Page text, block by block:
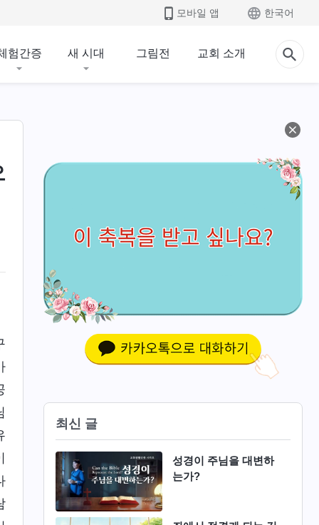
모바일 앱 한국어
험간증 새 시대 그림전 교회 소개
최신 글
성경이 주님을 대변하
는가?